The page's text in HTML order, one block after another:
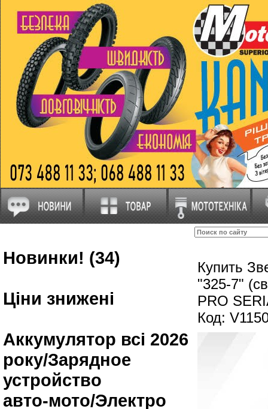
Новинки! (34)
Ціни знижені
Аккумулятор всі 2026
року/Зарядное
устройство
авто-мото/Электро
Купить
"325-7"
PRO
Код: